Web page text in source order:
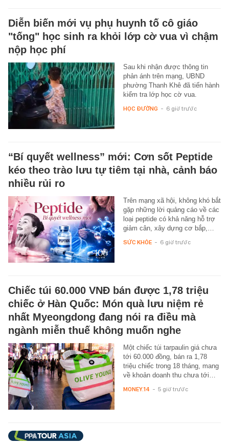
Diễn biến mới vụ phụ huynh tố cô giáo
"tống" học sinh ra khỏi lớp cờ vua vì chậm
nộp học phí
Sau khi nhận được thông tin
phản ánh trên mạng, UBND
phường Thanh Khê đã tiến hành
kiểm tra lớp học cờ vua.
HỌC ĐƯỜNG - 6 giờ trước
“Bí quyết wellness” mới: Cơn sốt Peptide
kéo theo trào lưu tự tiêm tại nhà, cảnh báo
nhiều rủi ro
Trên mạng xã hội, không khó bắt
gặp những lời quảng cáo về các
loại peptide có khả năng hỗ trợ
giảm cân, xây dựng cơ bắp,…
SỨC KHỎE - 6 giờ trước
Chiếc túi 60.000 VNĐ bán được 1,78 triệu
chiếc ở Hàn Quốc: Món quà lưu niệm rẻ
nhất Myeongdong đang nói ra điều mà
ngành miễn thuế không muốn nghe
Một chiếc túi tarpaulin giá chưa
tới 60.000 đồng, bán ra 1,78
triệu chiếc trong 18 tháng, mang
về khoản doanh thu chưa tới…
MONEY.14 - 5 giờ trước